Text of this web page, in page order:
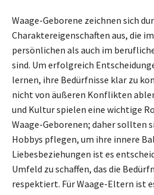
Waage-Geborene zeichnen sich
Charaktereigenschaften aus, die
persönlichen als auch im
sind. Um erfolgreich
lernen, ihre Bedürfnisse klar zu
nicht von äußeren Konflikten
und Kultur spielen eine wichtige
Waage-Geborenen; daher sollten
Hobbys pflegen, um ihre innere
Liebesbeziehungen ist es
Umfeld zu schaffen, das die
respektiert. Für Waage-Eltern ist